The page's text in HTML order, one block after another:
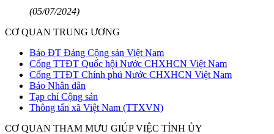
(05/07/2024)
CƠ QUAN TRUNG ƯƠNG
Báo ĐT Đảng Cộng sản Việt Nam
Cổng TTĐT Quốc hội Nước CHXHCN Việt Nam
Cổng TTĐT Chính phủ Nước CHXHCN Việt Nam
Báo Nhân dân
Tạp chí Cộng sản
Thông tấn xã Việt Nam (TTXVN)
CƠ QUAN THAM MƯU GIÚP VIỆC TỈNH ỦY